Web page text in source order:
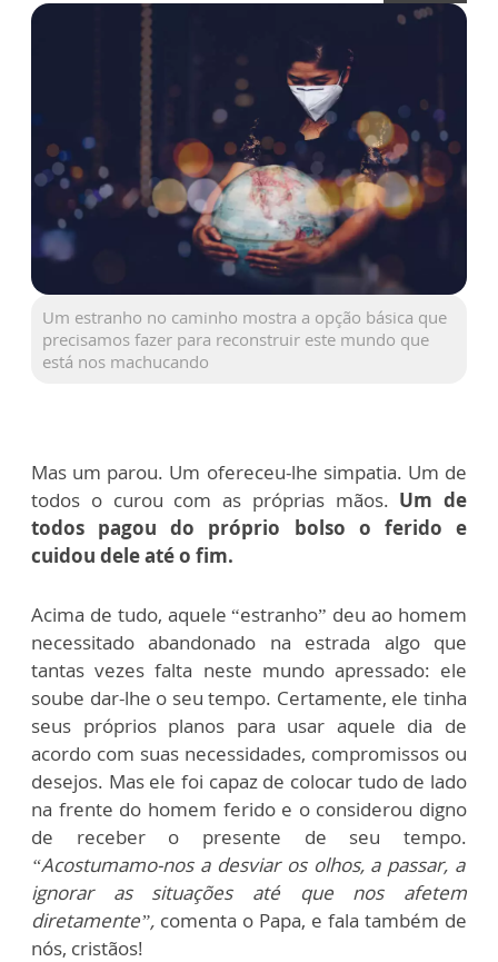
Um estranho no caminho mostra a opção básica que
precisamos fazer para reconstruir este mundo que
está nos machucando
Mas um parou. Um ofereceu-lhe simpatia. Um de
todos o curou com as próprias mãos. Um de
todos pagou do próprio bolso o ferido e
cuidou dele até o fim.
Acima de tudo, aquele “estranho” deu ao homem
necessitado abandonado na estrada algo que
tantas vezes falta neste mundo apressado: ele
soube dar-lhe o seu tempo. Certamente, ele tinha
seus próprios planos para usar aquele dia de
acordo com suas necessidades, compromissos ou
desejos. Mas ele foi capaz de colocar tudo de lado
na frente do homem ferido e o considerou digno
de receber o presente de seu tempo.
“Acostumamo-nos a desviar os olhos, a passar, a
ignorar as situações até que nos afetem
diretamente”, comenta o Papa, e fala também de
nós, cristãos!